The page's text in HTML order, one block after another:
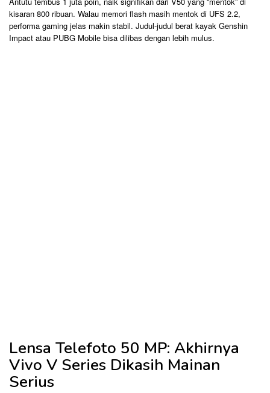
kisaran 800 ribuan. Walau memori flash masih mentok di UFS 2.2,
performa gaming jelas makin stabil. Judul-judul berat kayak Genshin
Impact atau PUBG Mobile bisa dilibas dengan lebih mulus.
Lensa Telefoto 50 MP: Akhirnya
Vivo V Series Dikasih Mainan
Serius